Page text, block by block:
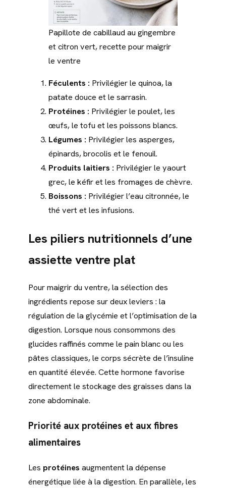
Papillote de cabillaud au gingembre
et citron vert, recette pour maigrir
le ventre
Féculents : Privilégier le quinoa, la
patate douce et le sarrasin.
Protéines : Privilégier le poulet, les
œufs, le tofu et les poissons blancs.
Légumes : Privilégier les asperges,
épinards, brocolis et le fenouil.
Produits laitiers : Privilégier le yaourt
grec, le kéfir et les fromages de chèvre.
Boissons : Privilégier l’eau citronnée, le
thé vert et les infusions.
Les piliers nutritionnels d’une
assiette ventre plat
Pour maigrir du ventre, la sélection des
ingrédients repose sur deux leviers : la
régulation de la glycémie et l’optimisation de la
digestion. Lorsque nous consommons des
glucides raffinés comme le pain blanc ou les
pâtes classiques, le corps sécrète de l’insuline
en quantité élevée. Cette hormone favorise
directement le stockage des graisses dans la
zone abdominale.
Priorité aux protéines et aux fibres
alimentaires
Les protéines augmentent la dépense
énergétique liée à la digestion. En parallèle, les